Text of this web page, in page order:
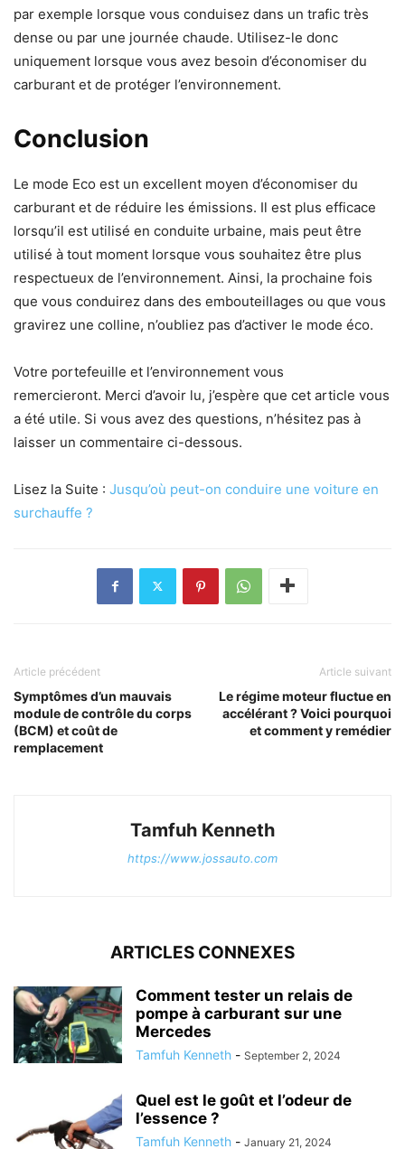
par exemple lorsque vous conduisez dans un trafic très
dense ou par une journée chaude. Utilisez-le donc
uniquement lorsque vous avez besoin d’économiser du
carburant et de protéger l’environnement.
Conclusion
Le mode Eco est un excellent moyen d’économiser du
carburant et de réduire les émissions. Il est plus efficace
lorsqu’il est utilisé en conduite urbaine, mais peut être
utilisé à tout moment lorsque vous souhaitez être plus
respectueux de l’environnement. Ainsi, la prochaine fois
que vous conduirez dans des embouteillages ou que vous
gravirez une colline, n’oubliez pas d’activer le mode éco.
Votre portefeuille et l’environnement vous
remercieront. Merci d’avoir lu, j’espère que cet article vous
a été utile. Si vous avez des questions, n’hésitez pas à
laisser un commentaire ci-dessous.
Lisez la Suite : Jusqu’où peut-on conduire une voiture en
surchauffe ?
Article précédent
Symptômes d’un mauvais
module de contrôle du corps
(BCM) et coût de
remplacement
Article suivant
Le régime moteur fluctue en
accélérant ? Voici pourquoi
et comment y remédier
Tamfuh Kenneth
https://www.jossauto.com
ARTICLES CONNEXES
Comment tester un relais de
pompe à carburant sur une
Mercedes
Tamfuh Kenneth - September 2, 2024
Quel est le goût et l’odeur de
l’essence ?
Tamfuh Kenneth - January 21, 2024